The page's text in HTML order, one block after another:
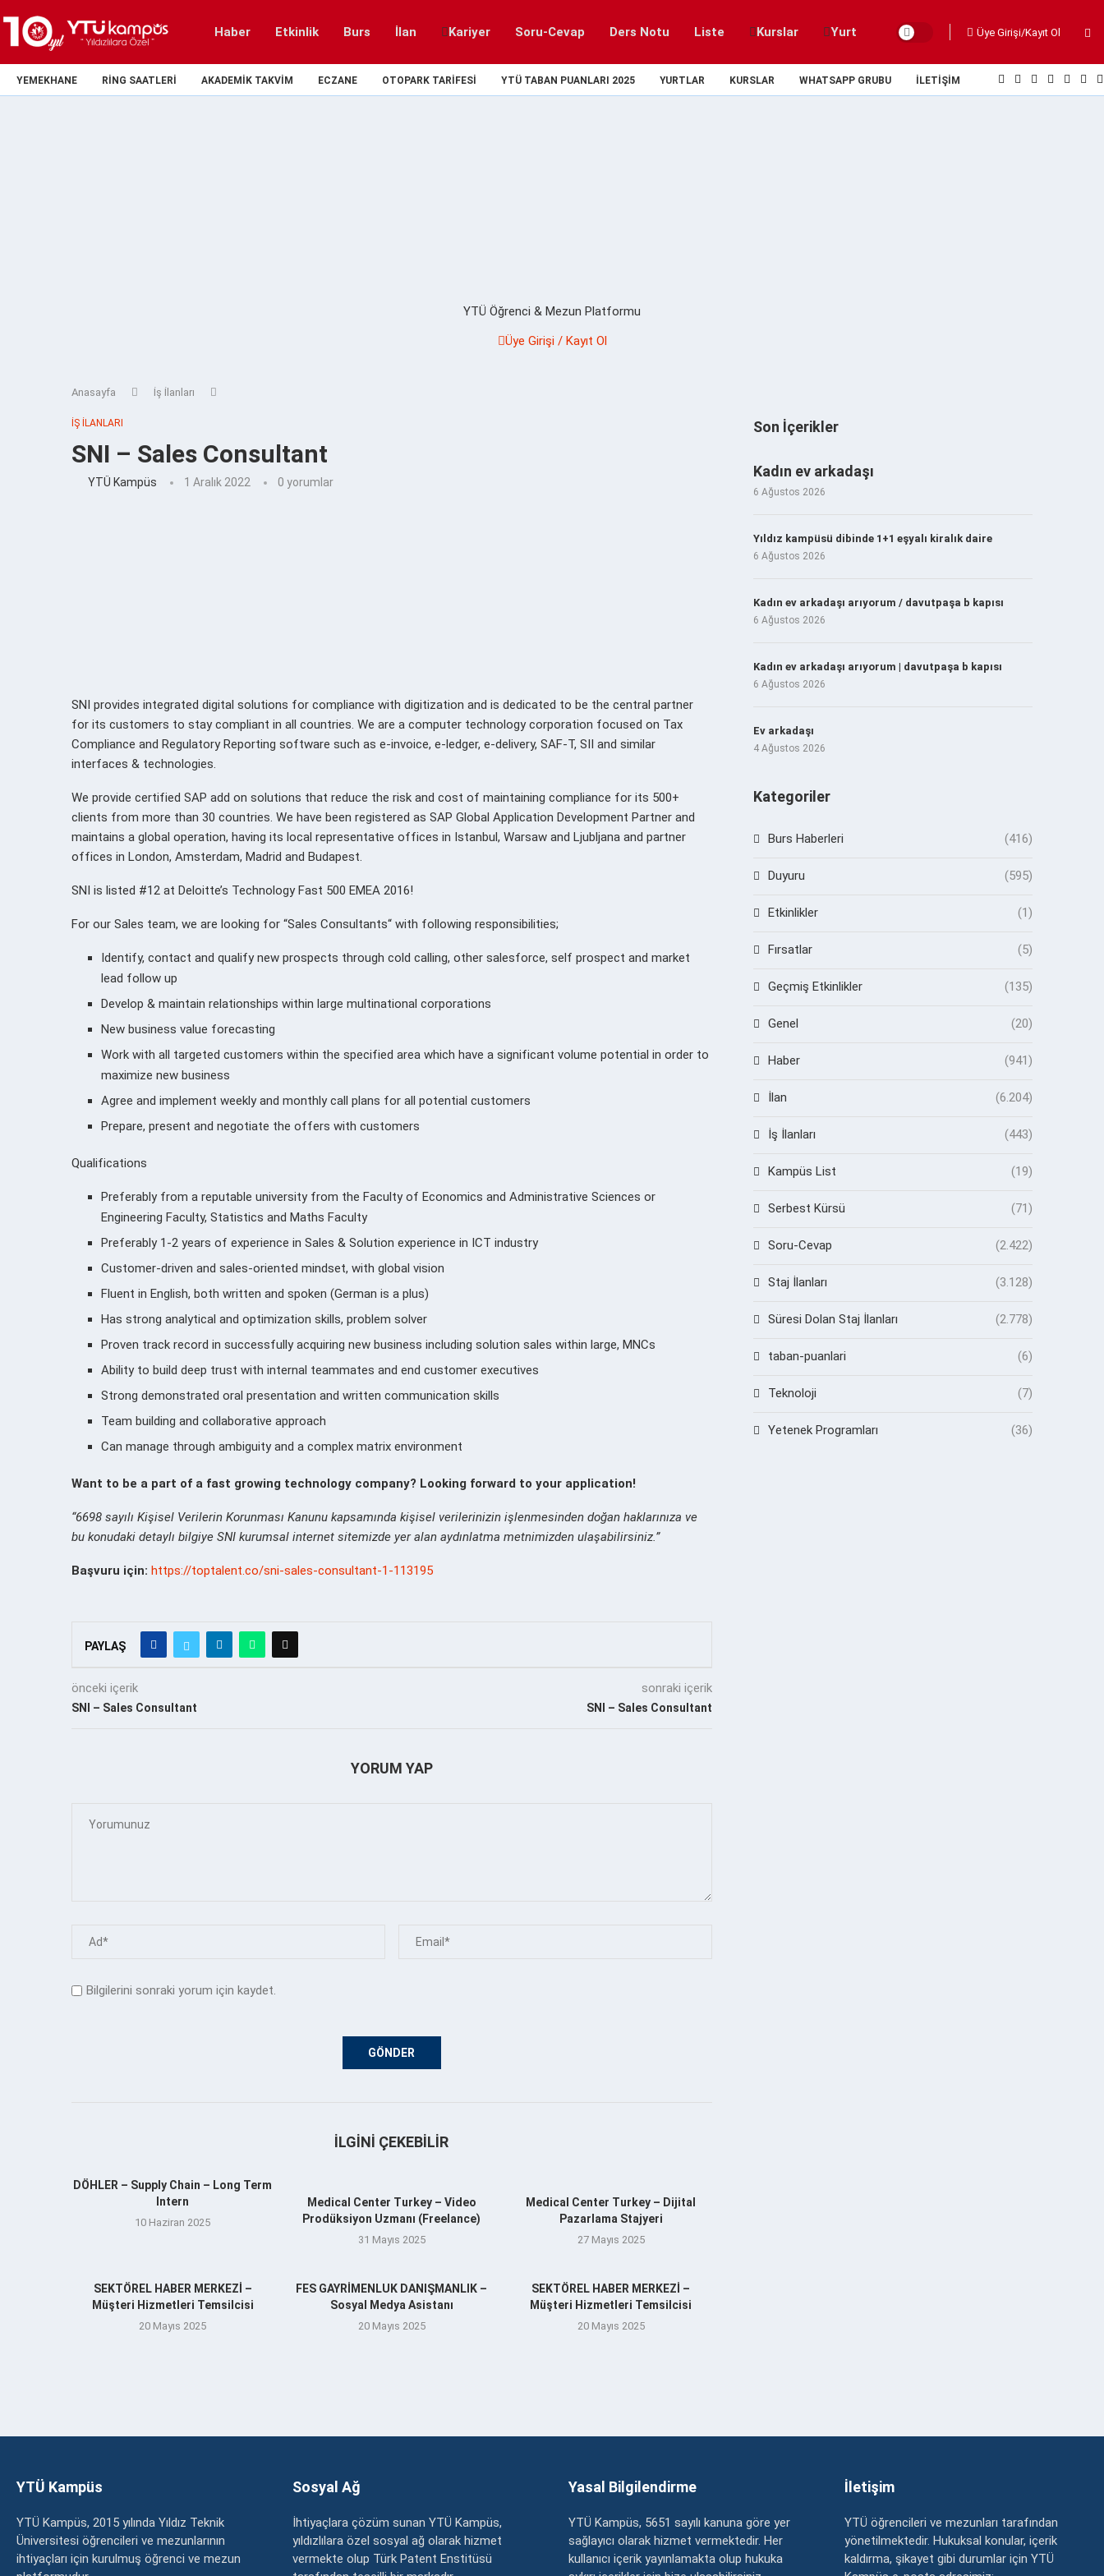
Haber Etkinlik Burs İlan Kariyer Soru-Cevap Ders Notu Liste Kurslar Yurt Üye Girişi/Kayıt Ol
YEMEKHANE RING SAATLERI AKADEMIK TAKVIM ECZANE OTOPARK TARIFESI YTÜ TABAN PUANLARI 2025 YURTLAR KURSLAR WHATSAPP GRUBU İLETIŞIM
YTÜ Öğrenci & Mezun Platformu
Üye Girişi / Kayıt Ol
Anasayfa İş İlanları
İŞ İLANLARI
SNI – Sales Consultant
YTÜ Kampüs 1 Aralık 2022 0 yorumlar
SNI provides integrated digital solutions for compliance with digitization and is dedicated to be the central partner
for its customers to stay compliant in all countries. We are a computer technology corporation focused on Tax
Compliance and Regulatory Reporting software such as e-invoice, e-ledger, e-delivery, SAF-T, SII and similar
interfaces & technologies.
We provide certified SAP add on solutions that reduce the risk and cost of maintaining compliance for its 500+
clients from more than 30 countries. We have been registered as SAP Global Application Development Partner and
maintains a global operation, having its local representative offices in Istanbul, Warsaw and Ljubljana and partner
offices in London, Amsterdam, Madrid and Budapest.
SNI is listed #12 at Deloitte’s Technology Fast 500 EMEA 2016!
For our Sales team, we are looking for “Sales Consultants“ with following responsibilities;
Identify, contact and qualify new prospects through cold calling, other salesforce, self prospect and market
lead follow up
Develop & maintain relationships within large multinational corporations
New business value forecasting
Work with all targeted customers within the specified area which have a significant volume potential in order to
maximize new business
Agree and implement weekly and monthly call plans for all potential customers
Prepare, present and negotiate the offers with customers
Qualifications
Preferably from a reputable university from the Faculty of Economics and Administrative Sciences or
Engineering Faculty, Statistics and Maths Faculty
Preferably 1-2 years of experience in Sales & Solution experience in ICT industry
Customer-driven and sales-oriented mindset, with global vision
Fluent in English, both written and spoken (German is a plus)
Has strong analytical and optimization skills, problem solver
Proven track record in successfully acquiring new business including solution sales within large, MNCs
Ability to build deep trust with internal teammates and end customer executives
Strong demonstrated oral presentation and written communication skills
Team building and collaborative approach
Can manage through ambiguity and a complex matrix environment
Want to be a part of a fast growing technology company? Looking forward to your application!
“6698 sayılı Kişisel Verilerin Korunması Kanunu kapsamında kişisel verilerinizin işlenmesinden doğan haklarınıza ve
bu konudaki detaylı bilgiye SNI kurumsal internet sitemizde yer alan aydınlatma metnimizden ulaşabilirsiniz.”
Başvuru için: https://toptalent.co/sni-sales-consultant-1-113195
PAYLAŞ
önceki içerik
SNI – Sales Consultant
sonraki içerik
SNI – Sales Consultant
YORUM YAP
Bilgilerini sonraki yorum için kaydet.
İLGINI ÇEKEBILIR
DÖHLER – Supply Chain – Long Term
Intern
10 Haziran 2025
Medical Center Turkey – Video
Prodüksiyon Uzmanı (Freelance)
31 Mayıs 2025
Medical Center Turkey – Dijital
Pazarlama Stajyeri
27 Mayıs 2025
SEKTÖREL HABER MERKEZİ –
Müşteri Hizmetleri Temsilcisi
20 Mayıs 2025
FES GAYRİMENLUK DANIŞMANLIK –
Sosyal Medya Asistanı
20 Mayıs 2025
SEKTÖREL HABER MERKEZİ –
Müşteri Hizmetleri Temsilcisi
20 Mayıs 2025
Son İçerikler
Kadın ev arkadaşı
6 Ağustos 2026
Yıldız kampüsü dibinde 1+1 eşyalı kiralık daire
6 Ağustos 2026
Kadın ev arkadaşı arıyorum / davutpaşa b kapısı
6 Ağustos 2026
Kadın ev arkadaşı arıyorum | davutpaşa b kapısı
6 Ağustos 2026
Ev arkadaşı
4 Ağustos 2026
Kategoriler
Burs Haberleri (416)
Duyuru (595)
Etkinlikler (1)
Fırsatlar (5)
Geçmiş Etkinlikler (135)
Genel (20)
Haber (941)
İlan (6.204)
İş İlanları (443)
Kampüs List (19)
Serbest Kürsü (71)
Soru-Cevap (2.422)
Staj İlanları (3.128)
Süresi Dolan Staj İlanları (2.778)
taban-puanlari (6)
Teknoloji (7)
Yetenek Programları (36)
YTÜ Kampüs
YTÜ Kampüs, 2015 yılında Yıldız Teknik
Üniversitesi öğrencileri ve mezunlarının
ihtiyaçları için kurulmuş öğrenci ve mezun
Sosyal Ağ
İhtiyaçlara çözüm sunan YTÜ Kampüs,
yıldızlılara özel sosyal ağ olarak hizmet
vermekte olup Türk Patent Enstitüsü
Yasal Bilgilendirme
YTÜ Kampüs, 5651 sayılı kanuna göre yer
sağlayıcı olarak hizmet vermektedir. Her
kullanıcı içerik yayınlamakta olup hukuka
İletişim
YTÜ öğrencileri ve mezunları tarafından
yönetilmektedir. Hukuksal konular, içerik
kaldırma, şikayet gibi durumlar için YTÜ